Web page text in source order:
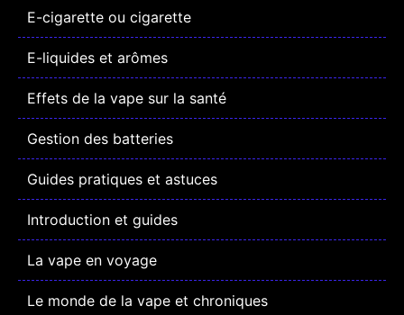
E-cigarette ou cigarette
E-liquides et arômes
Effets de la vape sur la santé
Gestion des batteries
Guides pratiques et astuces
Introduction et guides
La vape en voyage
Le monde de la vape et chroniques